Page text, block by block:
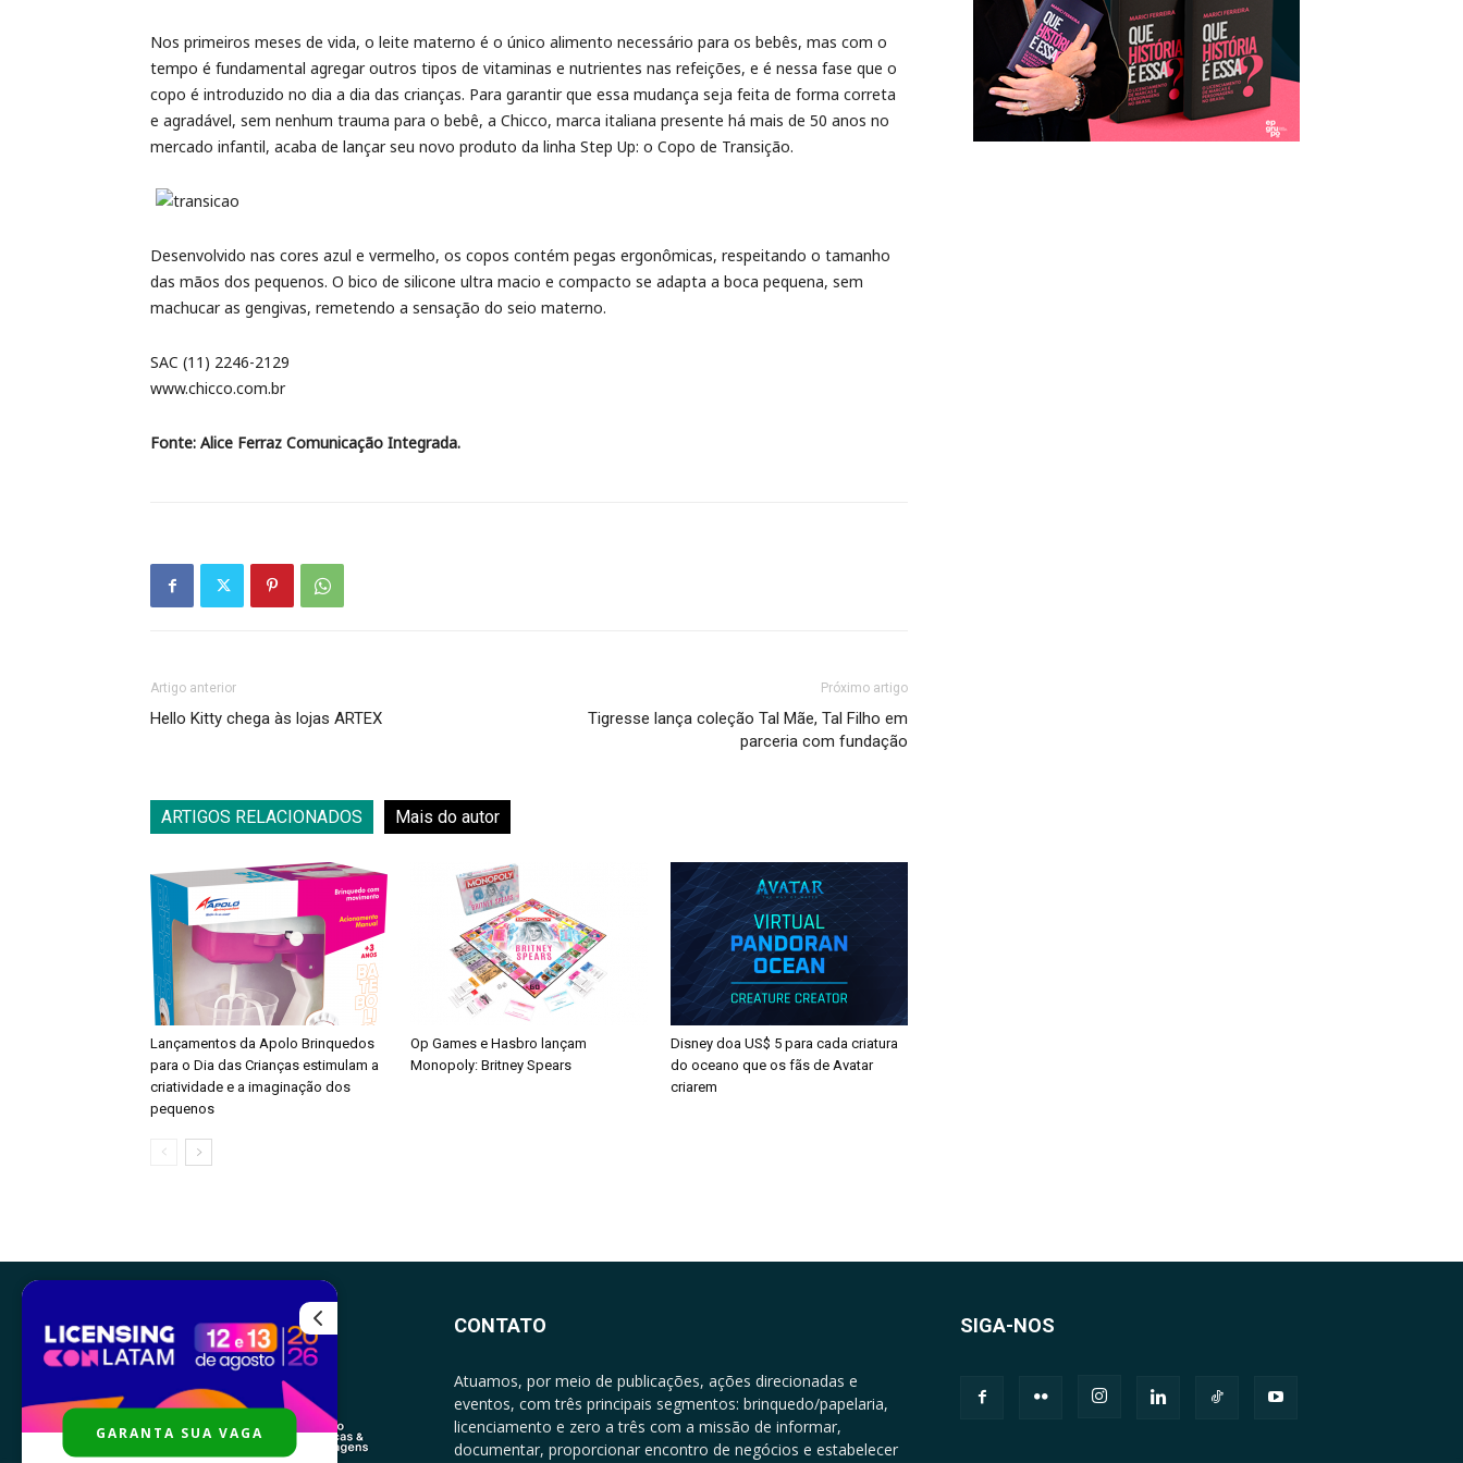
Nos primeiros meses de vida, o leite materno é o único alimento necessário para os bebês, mas com o
tempo é fundamental agregar outros tipos de vitaminas e nutrientes nas refeições, e é nessa fase que o
copo é introduzido no dia a dia das crianças. Para garantir que essa mudança seja feita de forma correta
e agradável, sem nenhum trauma para o bebê, a Chicco, marca italiana presente há mais de 50 anos no
mercado infantil, acaba de lançar seu novo produto da linha Step Up: o Copo de Transição.
Desenvolvido nas cores azul e vermelho, os copos contém pegas ergonômicas, respeitando o tamanho
das mãos dos pequenos. O bico de silicone ultra macio e compacto se adapta a boca pequena, sem
machucar as gengivas, remetendo a sensação do seio materno.
SAC (11) 2246-2129
www.chicco.com.br
Fonte: Alice Ferraz Comunicação Integrada.
Artigo anterior
Hello Kitty chega às lojas ARTEX
Próximo artigo
Tigresse lança coleção Tal Mãe, Tal Filho em
parceria com fundação
ARTIGOS RELACIONADOS Mais do autor
Lançamentos da Apolo Brinquedos
para o Dia das Crianças estimulam a
criatividade e a imaginação dos
pequenos
Op Games e Hasbro lançam
Monopoly: Britney Spears
Disney doa US$ 5 para cada criatura
do oceano que os fãs de Avatar
criarem
CONTATO
Atuamos, por meio de publicações, ações direcionadas e
eventos, com três principais segmentos: brinquedo/papelaria,
licenciamento e zero a três com a missão de informar,
documentar, proporcionar encontro de negócios e estabelecer
SIGA-NOS
GARANTA SUA VAGA